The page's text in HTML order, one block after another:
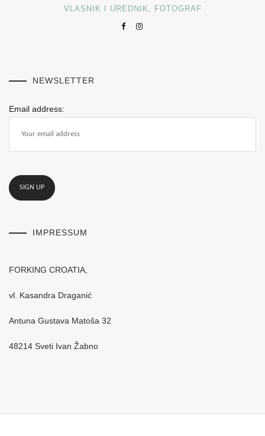
VLASNIK I UREDNIK, FOTOGRAF
NEWSLETTER
Email address:
IMPRESSUM
FORKING CROATIA,
vl. Kasandra Draganić
Antuna Gustava Matoša 32
48214 Sveti Ivan Žabno